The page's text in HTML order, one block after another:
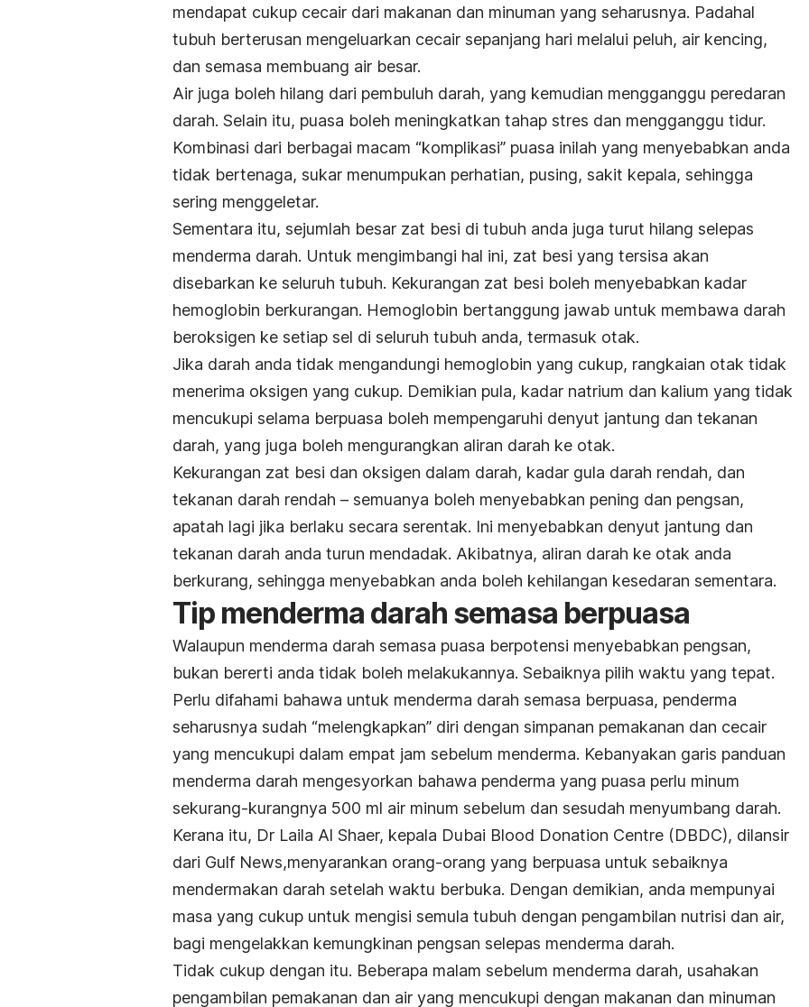
mendapat cukup cecair dari makanan dan minuman yang seharusnya. Padahal
tubuh berterusan mengeluarkan cecair sepanjang hari melalui peluh, air kencing,
dan semasa membuang air besar.
Air juga boleh hilang dari pembuluh darah, yang kemudian mengganggu peredaran
darah. Selain itu, puasa boleh meningkatkan tahap stres dan mengganggu tidur.
Kombinasi dari berbagai macam “komplikasi” puasa inilah yang menyebabkan anda
tidak bertenaga, sukar menumpukan perhatian, pusing, sakit kepala, sehingga
sering menggeletar.
Sementara itu, sejumlah besar zat besi di tubuh anda juga turut hilang selepas
menderma darah. Untuk mengimbangi hal ini, zat besi yang tersisa akan
disebarkan ke seluruh tubuh. Kekurangan zat besi boleh menyebabkan kadar
hemoglobin berkurangan. Hemoglobin bertanggung jawab untuk membawa darah
beroksigen ke setiap sel di seluruh tubuh anda, termasuk otak.
Jika darah anda tidak mengandungi hemoglobin yang cukup, rangkaian otak tidak
menerima oksigen yang cukup. Demikian pula, kadar natrium dan kalium yang tidak
mencukupi selama berpuasa boleh mempengaruhi denyut jantung dan tekanan
darah, yang juga boleh mengurangkan aliran darah ke otak.
Kekurangan zat besi dan oksigen dalam darah, kadar gula darah rendah, dan
tekanan darah rendah – semuanya boleh menyebabkan pening dan pengsan,
apatah lagi jika berlaku secara serentak. Ini menyebabkan denyut jantung dan
tekanan darah anda turun mendadak. Akibatnya, aliran darah ke otak anda
berkurang, sehingga menyebabkan anda boleh kehilangan kesedaran sementara.
Tip menderma darah semasa berpuasa
Walaupun menderma darah semasa puasa berpotensi menyebabkan pengsan,
bukan bererti anda tidak boleh melakukannya. Sebaiknya pilih waktu yang tepat.
Perlu difahami bahawa untuk menderma darah semasa berpuasa, penderma
seharusnya sudah “melengkapkan” diri dengan simpanan pemakanan dan cecair
yang mencukupi dalam empat jam sebelum menderma. Kebanyakan garis panduan
menderma darah mengesyorkan bahawa penderma yang puasa perlu minum
sekurang-kurangnya 500 ml air minum sebelum dan sesudah menyumbang darah.
Kerana itu, Dr Laila Al Shaer, kepala Dubai Blood Donation Centre (DBDC), dilansir
dari Gulf News,menyarankan orang-orang yang berpuasa untuk sebaiknya
mendermakan darah setelah waktu berbuka. Dengan demikian, anda mempunyai
masa yang cukup untuk mengisi semula tubuh dengan pengambilan nutrisi dan air,
bagi mengelakkan kemungkinan pengsan selepas menderma darah.
Tidak cukup dengan itu. Beberapa malam sebelum menderma darah, usahakan
pengambilan pemakanan dan air yang mencukupi dengan makanan dan minuman